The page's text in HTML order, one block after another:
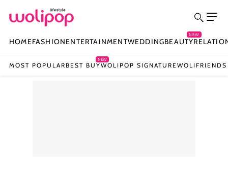
HOMEFASHIONENTERTAINMENTWEDDINGBEAUTY
NEW
MOST POPULAR BEST BUY
NEW
WOLIPOP SIGNATUREWOLIFRIENDS